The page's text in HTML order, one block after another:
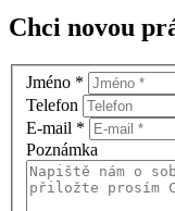
Chci novou
Jméno *
Telefon
E-mail *
Poznámka